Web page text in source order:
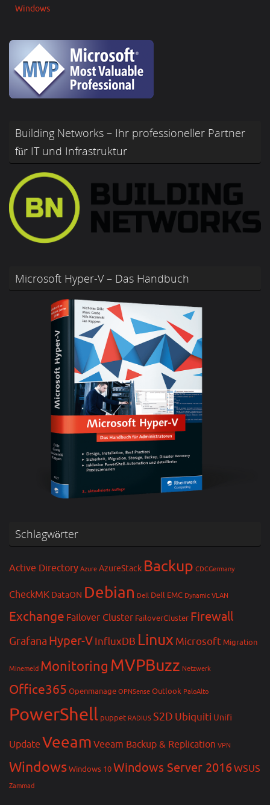
Windows
Building Networks – Ihr professioneller Partner
für IT und Infrastruktur
Microsoft Hyper-V – Das Handbuch
Schlagwörter
Active Directory Azure AzureStack Backup CDCGermany
CheckMK DataON Debian Dell Dell EMC Dynamic VLAN
Exchange Failover Cluster FailoverCluster Firewall
Grafana Hyper-VInfluxDB Linux Microsoft Migration
Minemeld Monitoring MVPBuzz Netzwerk
Office365 Openmanage OPNSense Outlook PaloAlto
PowerShell puppet RADIUS S2D Ubiquiti Unifi
Update Veeam Veeam Backup & Replication VPN
WindowsWindows 10Windows Server 2016WSUS
Zammad